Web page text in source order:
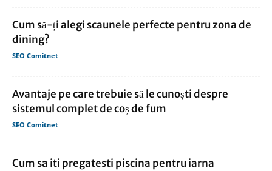
Cum să-ți alegi scaunele perfecte pentru zona de
dining?
SEO Comitnet
Avantaje pe care trebuie să le cunoști despre
sistemul complet de coș de fum
SEO Comitnet
Cum sa iti pregatesti piscina pentru iarna